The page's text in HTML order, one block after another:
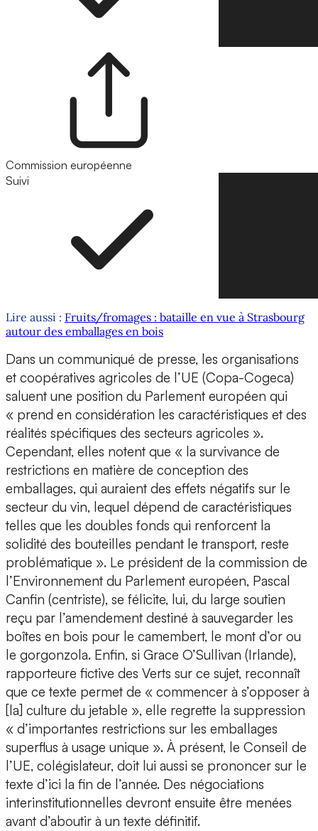
Commission européenne
Suivi
Lire aussi : Fruits/fromages : bataille en vue à Strasbourg
autour des emballages en bois
Dans un communiqué de presse, les organisations
et coopératives agricoles de l’UE (Copa-Cogeca)
saluent une position du Parlement européen qui
« prend en considération les caractéristiques et des
réalités spécifiques des secteurs agricoles ».
Cependant, elles notent que « la survivance de
restrictions en matière de conception des
emballages, qui auraient des effets négatifs sur le
secteur du vin, lequel dépend de caractéristiques
telles que les doubles fonds qui renforcent la
solidité des bouteilles pendant le transport, reste
problématique ». Le président de la commission de
l’Environnement du Parlement européen, Pascal
Canfin (centriste), se félicite, lui, du large soutien
reçu par l’amendement destiné à sauvegarder les
boîtes en bois pour le camembert, le mont d’or ou
le gorgonzola. Enfin, si Grace O’Sullivan (Irlande),
rapporteure fictive des Verts sur ce sujet, reconnaît
que ce texte permet de « commencer à s’opposer à
[la] culture du jetable », elle regrette la suppression
« d’importantes restrictions sur les emballages
superflus à usage unique ». À présent, le Conseil de
l’UE, colégislateur, doit lui aussi se prononcer sur le
texte d’ici la fin de l’année. Des négociations
interinstitutionnelles devront ensuite être menées
avant d’aboutir à un texte définitif.